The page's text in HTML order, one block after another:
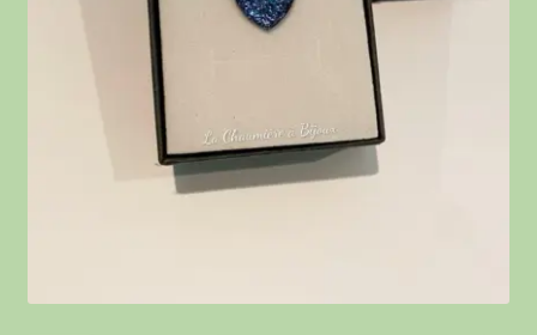
Points de vente